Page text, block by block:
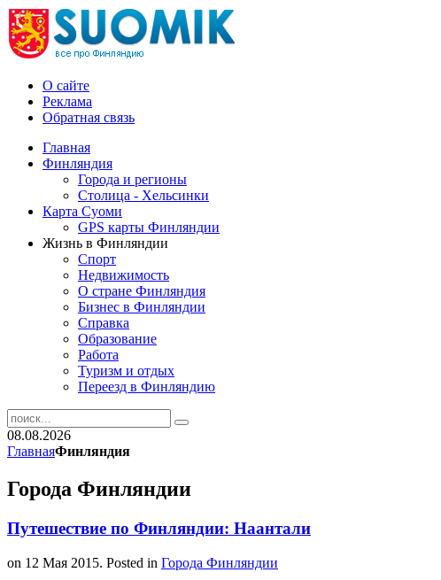
О сайте
Реклама
Обратная связь
Главная
Финляндия
Города и регионы
Столица - Хельсинки
Карта Суоми
GPS карты Финляндии
Жизнь в Финляндии
Спорт
Недвижимость
О стране Финляндия
Бизнес в Финляндии
Справка
Образование
Работа
Туризм и отдых
Переезд в Финляндию
08.08.2026
ГлавнаяФинляндия
Города Финляндии
Путешествие по Финляндии: Наантали
on 12 Мая 2015. Posted in Города Финляндии